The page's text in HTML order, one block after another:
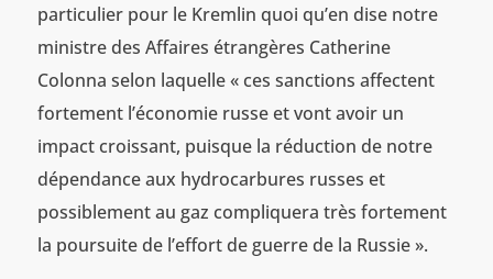
particulier pour le Kremlin quoi qu’en dise notre
ministre des Affaires étrangères Catherine
Colonna selon laquelle « ces sanctions affectent
fortement l’économie russe et vont avoir un
impact croissant, puisque la réduction de notre
dépendance aux hydrocarbures russes et
possiblement au gaz compliquera très fortement
la poursuite de l’effort de guerre de la Russie ».